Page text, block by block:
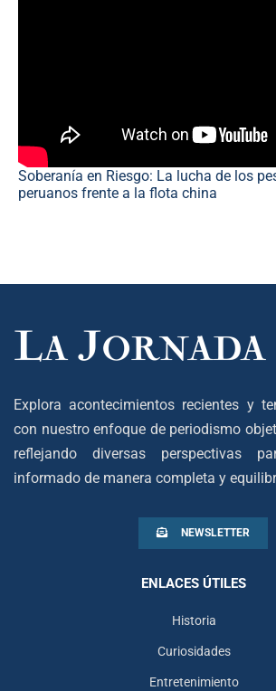
Soberanía en Riesgo: La lucha de los
peruanos frente a la flota china
Explora acontecimientos recientes y
con nuestro enfoque de periodismo
reflejando diversas perspectivas
informado de manera completa y
NEWSLETTER
ENLACES ÚTILES
Historia
Curiosidades
Entretenimiento